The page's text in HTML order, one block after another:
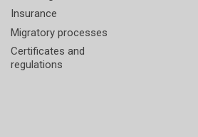
Insurance
Migratory processes
Certificates and
regulations